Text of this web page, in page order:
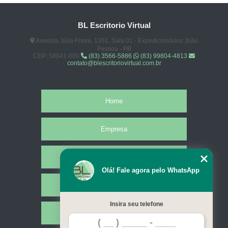
BL Escritorio Virtual
Avenida Júlia Freire, 1351, Sala 01 - Expedicionários João
Pessoa - PB
CEP: 58041-000
(83) 3566-5886
(83) 99804-4813
contato@blescritoriovirtual.com.br
Home
Empresa
Contato
Olá! Fale agora pelo WhatsApp
Insira seu telefone